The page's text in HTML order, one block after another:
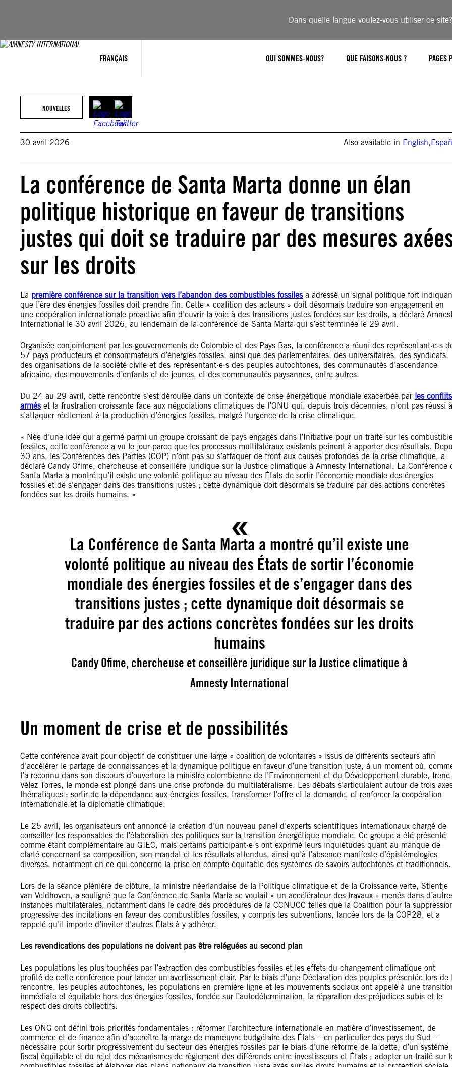
Dans quelle langue voulez-vous utiliser ce
FRANÇAIS QUI SOMMES-NOUS? QUE FAISONS-NOUS ? PAGES
NOUVELLES
30 avril 2026 Also available in English,
La conférence de Santa Marta donne un élan
politique historique en faveur de transitions
justes qui doit se traduire par des mesures
sur les droits
La première conférence sur la transition vers l’abandon des combustibles fossilesa adressé un signal politique fort
que l’ère des énergies fossiles doit prendre fin. Cette « coalition des acteurs » doit désormais traduire son engagement en
une coopération internationale proactive afin d’ouvrir la voie à des transitions justes fondées sur les droits, a déclaré
International le 30 avril 2026, au lendemain de la conférence de Santa Marta qui s’est terminée le 29 avril.
Organisée conjointement par les gouvernements de Colombie et des Pays-Bas, la conférence a réuni des représentant·e·s
57 pays producteurs et consommateurs d’énergies fossiles, ainsi que des parlementaires, des universitaires, des syndicats,
des organisations de la société civile et des représentant·e·s des peuples autochtones, des communautés d’ascendance
africaine, des mouvements d’enfants et de jeunes, et des communautés paysannes, entre autres.
Du 24 au 29 avril, cette rencontre s’est déroulée dans un contexte de crise énergétique mondiale exacerbée par les conflits
arméset la frustration croissante face aux négociations climatiques de l’ONU qui, depuis trois décennies, n’ont pas réussi à
s’attaquer réellement à la production d’énergies fossiles, malgré l’urgence de la crise climatique.
« Née d’une idée qui a germé parmi un groupe croissant de pays engagés dans l’Initiative pour un traité sur les
fossiles, cette conférence a vu le jour parce que les processus multilatéraux existants peinent à apporter des résultats.
30 ans, les Conférences des Parties (COP) n’ont pas su s’attaquer de front aux causes profondes de la crise climatique, a
déclaré Candy Ofime, chercheuse et conseillère juridique sur la Justice climatique à Amnesty International. La Conférence
Santa Marta a montré qu’il existe une volonté politique au niveau des États de sortir l’économie mondiale des énergies
fossiles et de s’engager dans des transitions justes ; cette dynamique doit désormais se traduire par des actions concrètes
fondées sur les droits humains. »
La Conférence de Santa Marta a montré qu’il existe une
volonté politique au niveau des États de sortir l’économie
mondiale des énergies fossiles et de s’engager dans des
transitions justes ; cette dynamique doit désormais se
traduire par des actions concrètes fondées sur les droits
humains
Candy Ofime, chercheuse et conseillère juridique sur la Justice climatique à
Amnesty International
Un moment de crise et de possibilités
Cette conférence avait pour objectif de constituer une large « coalition de volontaires » issus de différents secteurs afin
d’accélérer le partage de connaissances et la dynamique politique en faveur d’une transition juste, à un moment où,
l’a reconnu dans son discours d’ouverture la ministre colombienne de l’Environnement et du Développement durable, Irene
Vélez Torres, le monde est plongé dans une crise profonde du multilatéralisme. Les débats s’articulaient autour de trois
thématiques : sortir de la dépendance aux énergies fossiles, transformer l’offre et la demande, et renforcer la coopération
internationale et la diplomatie climatique.
Le 25 avril, les organisateurs ont annoncé la création d’un nouveau panel d’experts scientifiques internationaux chargé de
conseiller les responsables de l’élaboration des politiques sur la transition énergétique mondiale. Ce groupe a été présenté
comme étant complémentaire au GIEC, mais certains participant·e·s ont exprimé leurs inquiétudes quant au manque de
clarté concernant sa composition, son mandat et les résultats attendus, ainsi qu’à l’absence manifeste d’épistémologies
diverses, notamment en ce qui concerne la prise en compte équitable des systèmes de savoirs autochtones et traditionnels.
Lors de la séance plénière de clôture, la ministre néerlandaise de la Politique climatique et de la Croissance verte, Stientje
van Veldhoven, a souligné que la Conférence de Santa Marta se voulait « un accélérateur des travaux » menés dans
instances multilatérales, notamment dans le cadre des procédures de la CCNUCC telles que la Coalition pour la
progressive des incitations en faveur des combustibles fossiles, y compris les subventions, lancée lors de la COP28, et a
rappelé qu’il importe d’inviter d’autres États à y adhérer.
Les revendications des populations ne doivent pas être reléguées au second plan
Les populations les plus touchées par l’extraction des combustibles fossiles et les effets du changement climatique ont
profité de cette conférence pour lancer un avertissement clair. Par le biais d’une Déclaration des peuples présentée lors de
rencontre, les peuples autochtones, les populations en première ligne et les mouvements sociaux ont appelé à une
immédiate et équitable hors des énergies fossiles, fondée sur l’autodétermination, la réparation des préjudices subis et le
respect des droits collectifs.
Les ONG ont défini trois priorités fondamentales : réformer l’architecture internationale en matière d’investissement, de
commerce et de finance afin d’accroître la marge de manœuvre budgétaire des États – en particulier des pays du Sud –
nécessaire pour sortir progressivement du secteur des énergies fossiles par le biais d’une réforme de la dette, d’un système
fiscal équitable et du rejet des mécanismes de règlement des différends entre investisseurs et États ; adopter un traité sur